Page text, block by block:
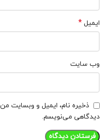
ایمیل *
وب‌ سایت
ذخیره نام، ایمیل و وبسایت من
دیدگاهی می‌نویسم.